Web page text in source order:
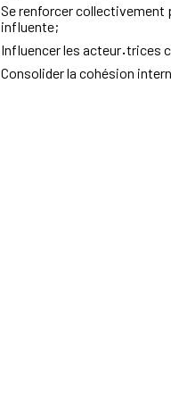
Se renforcer collectivement
influente;
Influencer les acteur·trices
Consolider la cohésion